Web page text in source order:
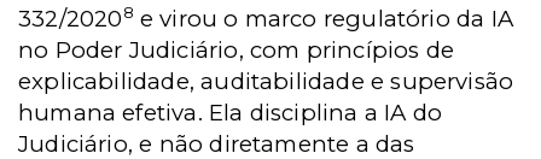
332/20208 e virou o marco regulatório da IA
no Poder Judiciário, com princípios de
explicabilidade, auditabilidade e supervisão
humana efetiva. Ela disciplina a IA do
Judiciário, e não diretamente a das